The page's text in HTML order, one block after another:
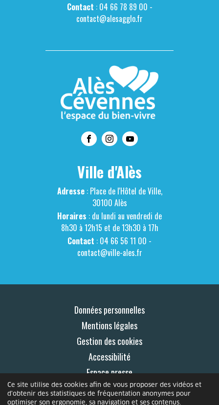
Ce site utilise des cookies afin de vous proposer des vidéos et
d'obtenir des statistiques de fréquentation anonymes pour
optimiser son ergonomie, sa navigation et ses contenus.
Contact : 04 66 78 89 00 -
contact@alesagglo.fr
Ville d'Alès
Adresse: Place de l'Hôtel de Ville,
30100 Alès
Horaires : du lundi au vendredi de
8h30 à 12h15 et de 13h30 à 17h
Contact : 04 66 56 11 00 -
contact@ville-ales.fr
Données personnelles
Mentions légales
Gestion des cookies
Accessibilité
Espace presse
Contact